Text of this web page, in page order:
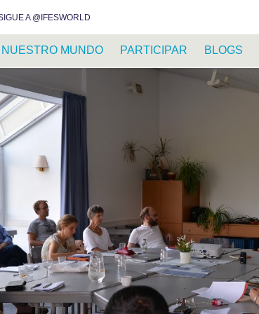
A @IFESWORLD
NUESTRO MUNDO PARTICIPAR BLOGS